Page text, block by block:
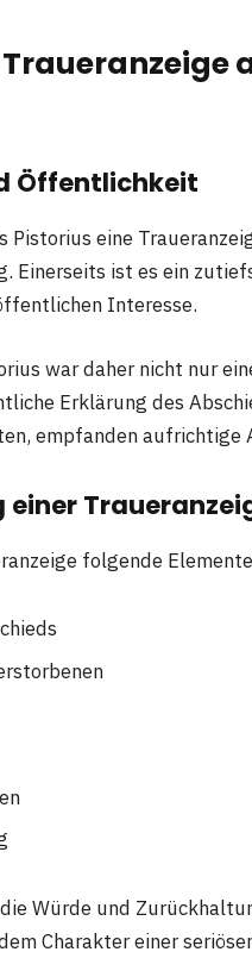
Traueranzeige
Öffentlichkeit
Pistorius eine
Einerseits ist es ein
Interesse.
war daher nicht nur
Erklärung des
empfanden aufrichtige
folgende
Würde und
Charakter einer